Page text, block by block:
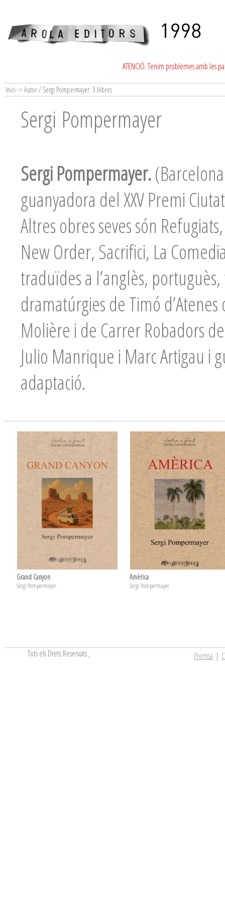
ATENCIÓ. Tenim problemes amb les
Inici -> Autor / Sergi Pompermayer: 3 llibres
Sergi Pompermayer
Sergi Pompermayer.
guanyadora del XXV Premi
Altres obres seves són
New Order, Sacrifici, La
traduïdes a l’anglès,
dramatúrgies de Timó
Molière i de Carrer Robadors
Julio Manrique i Marc Artigau i
adaptació.
Grand Canyon
Sergi Pompermayer
Amèrica
Sergi Pompermayer
Tots els Drets Reservats. Premsa |